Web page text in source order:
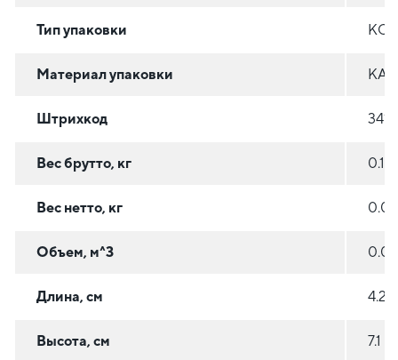
Тип упаковки
Материал упаковки
Штрихкод
Вес брутто, кг
Вес нетто, кг
Объем, м^3
Длина, см 4.2
Высота, см 7.1